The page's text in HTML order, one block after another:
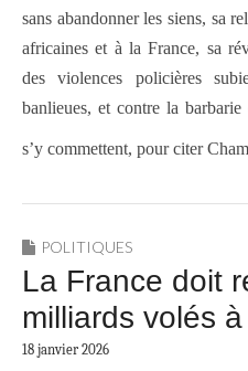
sans abandonner les siens, sa
africaines et à la France, sa
des violences policières
banlieues, et contre la
s’y commettent, pour citer
POLITIQUES
La France doit
milliards volés
18 janvier 2026